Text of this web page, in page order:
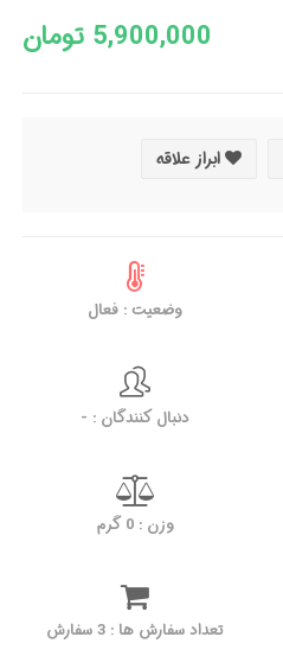
5,900,000 تومان
ابراز علاقه
وضعیت : فعال
دنبال کنندگان : -
وزن : 0 گرم
تعداد سفارش ها : 3 سفارش